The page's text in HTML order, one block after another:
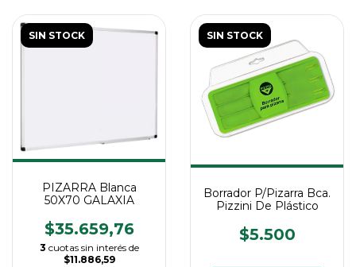
SIN STOCK
PIZARRA Blanca
50X70 GALAXIA
$35.659,76
3 cuotas sin interés de
$11.886,59
SIN STOCK
Borrador P/Pizarra Bca.
Pizzini De Plástico
$5.500